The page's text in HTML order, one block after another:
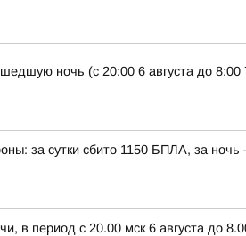
ночь (с 20:00 6 августа до
за сутки сбито 1150 БПЛА, за
в период с 20.00 мск 6 августа до